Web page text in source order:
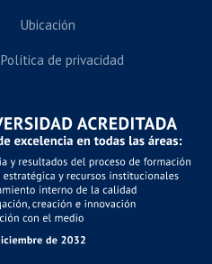
Ubicación
Política de privacidad